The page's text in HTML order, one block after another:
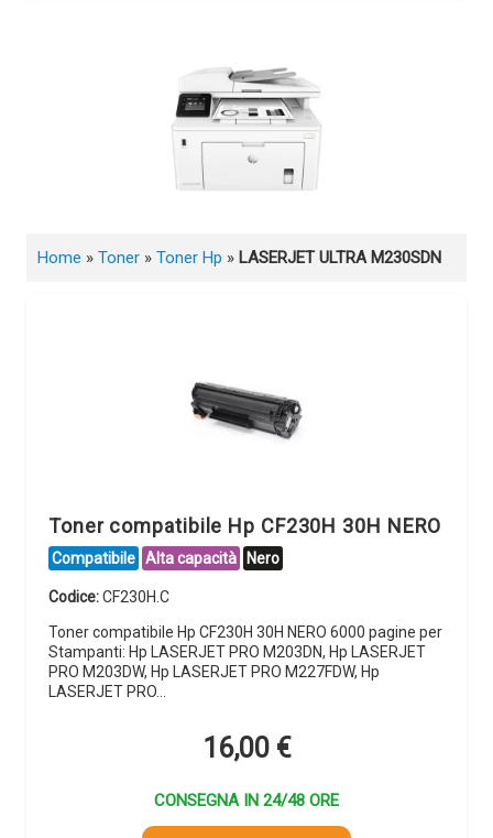
Home » Toner » Toner Hp » LASERJET ULTRA M230SDN
Toner compatibile Hp CF230H 30H NERO
Compatibile Alta capacità Nero
Codice:CF230H.C
Toner compatibile Hp CF230H 30H NERO 6000 pagine per
Stampanti: Hp LASERJET PRO M203DN, Hp LASERJET
PRO M203DW, Hp LASERJET PRO M227FDW, Hp
LASERJET PRO…
16,00 €
CONSEGNA IN 24/48 ORE